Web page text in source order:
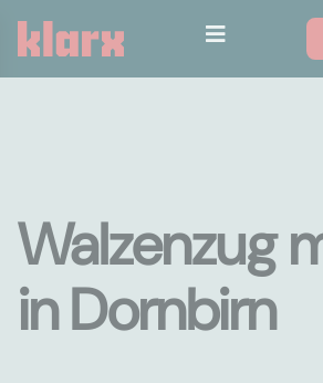
Walzenzug
in Dornbirn